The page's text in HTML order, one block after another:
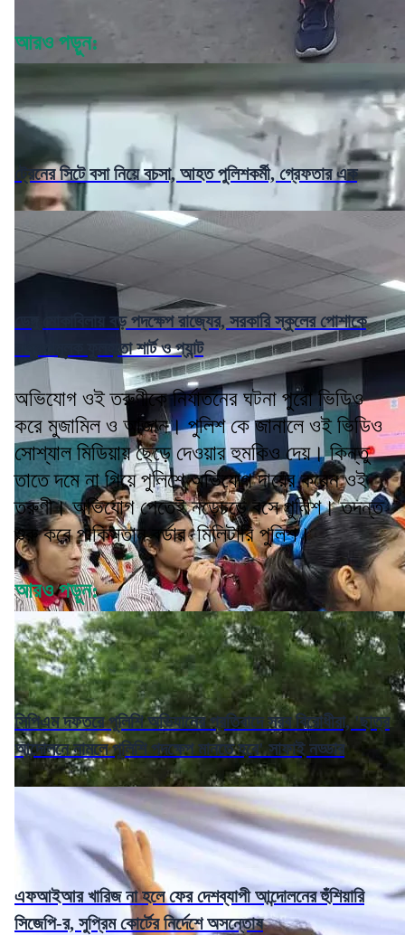
আরও পড়ুন:
ট্রেনের সিটে বসা নিয়ে বচসা, আহত পুলিশকর্মী, গ্রেফতার এক
ডেঙ্গু মোকাবিলায় বড় পদক্ষেপ রাজ্যের, সরকারি স্কুলের পোশাকে
বাধ্যতামূলক ফুলহাতা শার্ট ও প্যান্ট
অভিযোগ ওই তরুণীকে নির্যাতনের ঘটনা পুরো ভিডিও
করে মুজামিল ও আজান। পুলিশ কে জানালে ওই ভিডিও
সোশ্যাল মিডিয়ায় ছেড়ে দেওয়ার হুমকিও দেয়। কিন্তু
তাতে দমে না গিয়ে পুলিশে অভিযোগ দায়ের করেন ওই
তরুণী। অভিযোগ পেতেই নড়েচড়ে বসে পুলিশ। তদন্ত
শুরু করে পাকিস্তান বর্ডার মিলিটারি পুলিশ।
আরও পড়ুন:
সিপিএম দফতরে পুলিশি অভিযানের প্রতিবাদে সরব বিরোধীরা, 'ছাত্র
আন্দোলনে নামলে পুলিশি পদক্ষেপ মানতে হবে' সাফাই নড্ডার
এফআইআর খারিজ না হলে ফের দেশব্যাপী আন্দোলনের হুঁশিয়ারি
সিজেপি-র, সুপ্রিম কোর্টের নির্দেশে অসন্তোষ